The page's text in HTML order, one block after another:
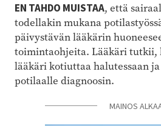
EN TAHDO MUISTAA, että
todellakin mukana
päivystävän lääkärin
toimintaohjeita. Lääkäri tutkii,
lääkäri kotiuttaa halutessaan
potilaalle diagnoosin.
MAINOS